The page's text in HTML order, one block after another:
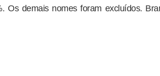
Os demais nomes foram excluídos.